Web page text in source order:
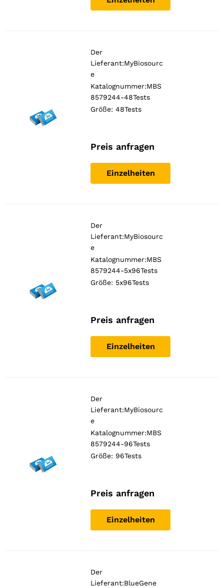
Der
Lieferant:MyBiosourc
e
Katalognummer:MBS
8579244-48Tests
Größe: 48Tests
Preis anfragen
Einzelheiten
Der
Lieferant:MyBiosourc
e
Katalognummer:MBS
8579244-5x96Tests
Größe: 5x96Tests
Preis anfragen
Einzelheiten
Der
Lieferant:MyBiosourc
e
Katalognummer:MBS
8579244-96Tests
Größe: 96Tests
Preis anfragen
Einzelheiten
Der
Lieferant:BlueGene